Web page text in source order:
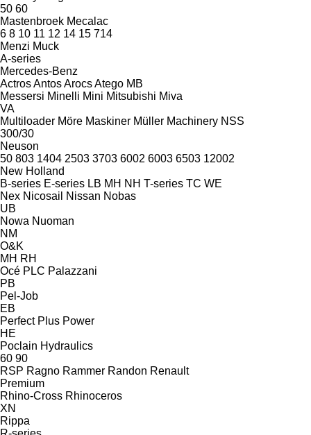
50 60
Mastenbroek Mecalac
6 8 10 11 12 14 15 714
Menzi Muck
A-series
Mercedes-Benz
ActrosAntosArocsAtego MB
Messersi Minelli Mini Mitsubishi Miva
VA
Multiloader Möre Maskiner Müller Machinery NSS
300/30
Neuson
50 803 1404 2503 3703 6002 6003 6503 12002
New Holland
B-series E-series LB MH NH T-series TC WE
Nex Nicosail Nissan Nobas
UB
Nowa Nuoman
NM
O&K
MH RH
Océ PLC Palazzani
PB
Pel-Job
EB
Perfect Plus Power
HE
Poclain Hydraulics
60 90
RSP Ragno Rammer Randon Renault
Premium
Rhino-Cross Rhinoceros
XN
Rippa